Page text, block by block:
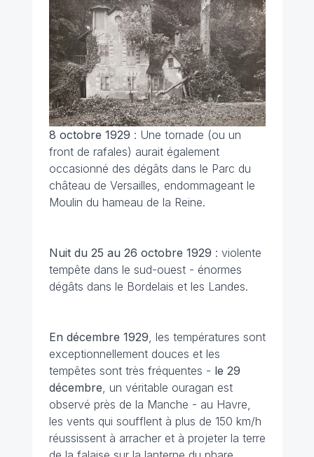
8 octobre 1929 : Une tornade (ou un
front de rafales) aurait également
occasionné des dégâts dans le Parc du
château de Versailles, endommageant le
Moulin du hameau de la Reine.
Nuit du 25 au 26 octobre 1929 : violente
tempête dans le sud-ouest - énormes
dégâts dans le Bordelais et les Landes.
En décembre 1929, les températures sont
exceptionnellement douces et les
tempêtes sont très fréquentes - le 29
décembre, un véritable ouragan est
observé près de la Manche - au Havre,
les vents qui soufflent à plus de 150 km/h
réussissent à arracher et à projeter la terre